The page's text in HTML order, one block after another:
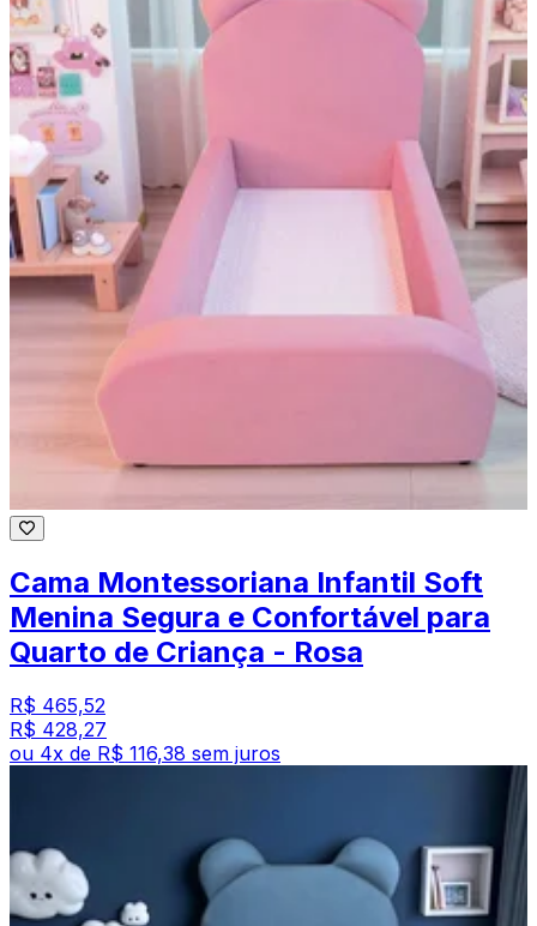
Cama Montessoriana Infantil Soft
Menina Segura e Confortável para
Quarto de Criança - Rosa
R$ 465,52
R$ 428,27
ou 4x de R$ 116,38 sem juros